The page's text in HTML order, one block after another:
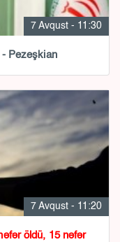
7 Avqust - 11:30
Pezeşkian
7 Avqust - 11:20
öldü, 15 nəfər